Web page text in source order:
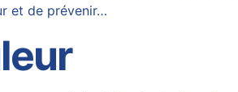
et de prévenir…